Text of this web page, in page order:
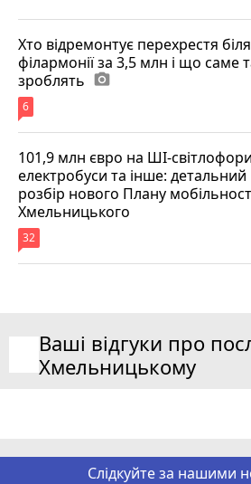
Хто відремонтує перехрестя біля
філармонії за 3,5 млн і що саме
зроблять photo_camera
6
101,9 млн євро на ШІ-
електробуси та інше: детальний
розбір нового Плану
Хмельницького
32
Ваші відгуки про
Хмельницькому
Слідкуйте за нашими